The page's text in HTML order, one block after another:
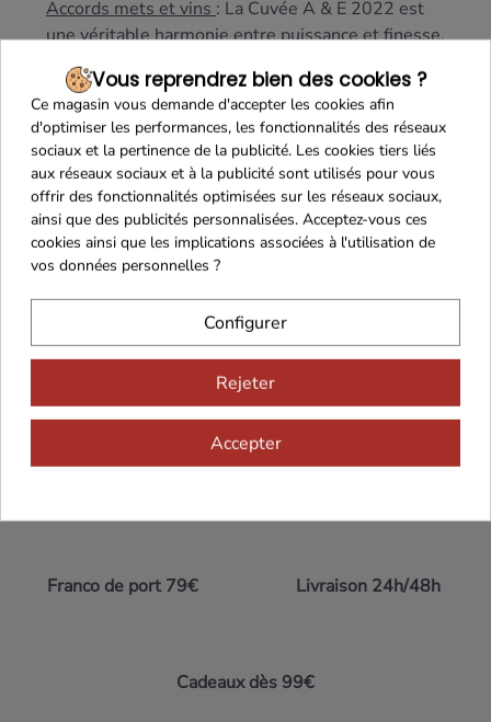
Accords mets et vins : La Cuvée A & E 2022 est
une véritable harmonie entre puissance et finesse,
idéale pour accompagner des viandes grillées,
magret de canardoudes fromages affinés. Ce vin
se bonifiera encore avec quelques années de
garde, laissant évoluer sa complexité et son
équilibre.
Un choix parfait pour les amateurs de vins rouges
authentiques, qui souhaitent découvrir
l'exceptionnel potentiel du Cahors moderne.
Franco de port 79€ Livraison 24h/48h
Cadeaux dès 99€
Vous reprendrez bien des cookies ?
Ce magasin vous demande d'accepter les cookies afin
d'optimiser les performances, les fonctionnalités des réseaux
sociaux et la pertinence de la publicité. Les cookies tiers liés
aux réseaux sociaux et à la publicité sont utilisés pour vous
offrir des fonctionnalités optimisées sur les réseaux sociaux,
ainsi que des publicités personnalisées. Acceptez-vous ces
cookies ainsi que les implications associées à l'utilisation de
vos données personnelles ?
Configurer
Rejeter
Accepter